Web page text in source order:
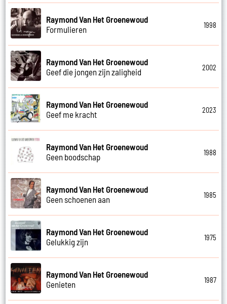
Raymond Van Het Groenewoud
Formulieren
1998
Raymond Van Het Groenewoud
Geef die jongen zijn zaligheid
2002
Raymond Van Het Groenewoud
Geef me kracht
2023
Raymond Van Het Groenewoud
Geen boodschap
1988
Raymond Van Het Groenewoud
Geen schoenen aan
1985
Raymond Van Het Groenewoud
Gelukkig zijn
1975
Raymond Van Het Groenewoud
Genieten
1987